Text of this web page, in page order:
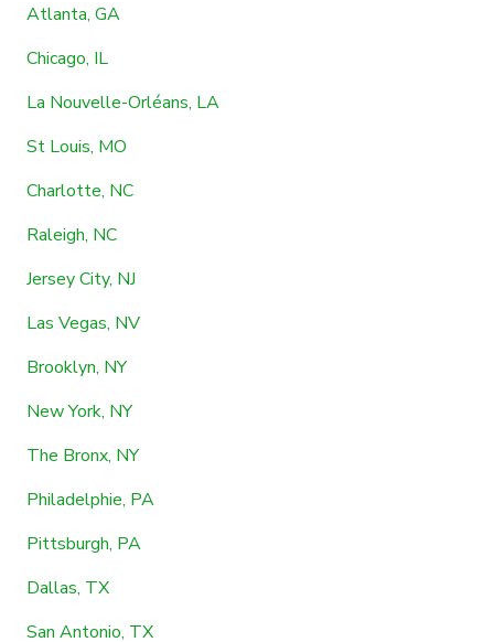
Atlanta, GA
Chicago, IL
La Nouvelle-Orléans, LA
St Louis, MO
Charlotte, NC
Raleigh, NC
Jersey City, NJ
Las Vegas, NV
Brooklyn, NY
New York, NY
The Bronx, NY
Philadelphie, PA
Pittsburgh, PA
Dallas, TX
San Antonio, TX